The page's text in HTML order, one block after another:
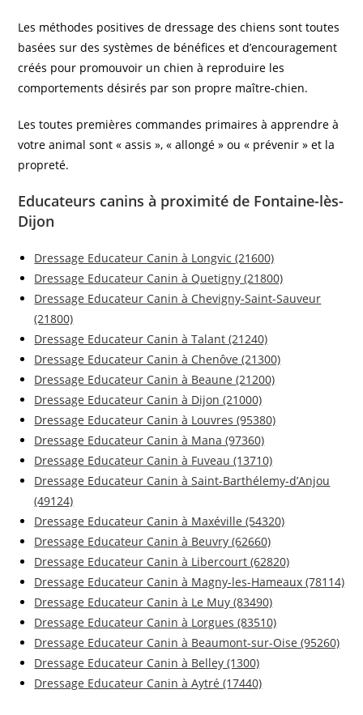
Les méthodes positives de dressage des chiens sont toutes
basées sur des systèmes de bénéfices et d’encouragement
créés pour promouvoir un chien à reproduire les
comportements désirés par son propre maître-chien.
Les toutes premières commandes primaires à apprendre à
votre animal sont « assis », « allongé » ou « prévenir » et la
propreté.
Educateurs canins à proximité de Fontaine-lès-
Dijon
Dressage Educateur Canin à Longvic (21600)
Dressage Educateur Canin à Quetigny (21800)
Dressage Educateur Canin à Chevigny-Saint-Sauveur
(21800)
Dressage Educateur Canin à Talant (21240)
Dressage Educateur Canin à Chenôve (21300)
Dressage Educateur Canin à Beaune (21200)
Dressage Educateur Canin à Dijon (21000)
Dressage Educateur Canin à Louvres (95380)
Dressage Educateur Canin à Mana (97360)
Dressage Educateur Canin à Fuveau (13710)
Dressage Educateur Canin à Saint-Barthélemy-d’Anjou
(49124)
Dressage Educateur Canin à Maxéville (54320)
Dressage Educateur Canin à Beuvry (62660)
Dressage Educateur Canin à Libercourt (62820)
Dressage Educateur Canin à Magny-les-Hameaux (78114)
Dressage Educateur Canin à Le Muy (83490)
Dressage Educateur Canin à Lorgues (83510)
Dressage Educateur Canin à Beaumont-sur-Oise (95260)
Dressage Educateur Canin à Belley (1300)
Dressage Educateur Canin à Aytré (17440)